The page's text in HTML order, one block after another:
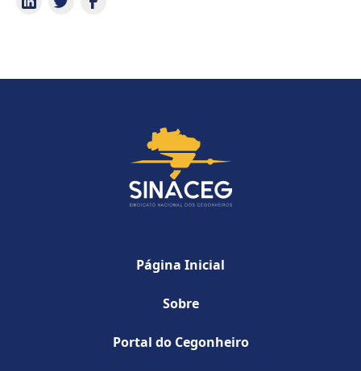
Página Inicial
Sobre
Portal do Cegonheiro